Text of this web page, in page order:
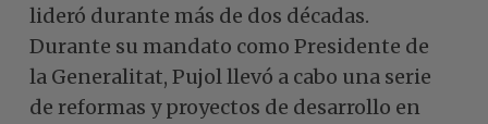
lideró durante más de dos décadas.
Durante su mandato como Presidente de
la Generalitat, Pujol llevó a cabo una serie
de reformas y proyectos de desarrollo en